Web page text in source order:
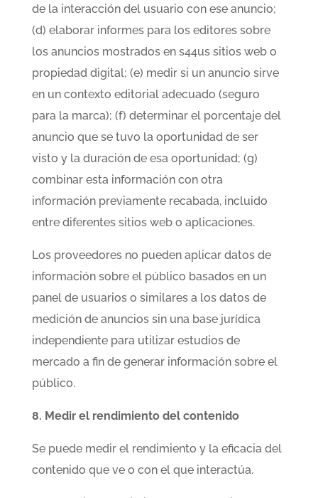
de la interacción del usuario con ese anuncio;
(d) elaborar informes para los editores sobre
los anuncios mostrados en s44us sitios web o
propiedad digital; (e) medir si un anuncio sirve
en un contexto editorial adecuado (seguro
para la marca); (f) determinar el porcentaje del
anuncio que se tuvo la oportunidad de ser
visto y la duración de esa oportunidad; (g)
combinar esta información con otra
información previamente recabada, incluido
entre diferentes sitios web o aplicaciones.
Los proveedores no pueden aplicar datos de
información sobre el público basados en un
panel de usuarios o similares a los datos de
medición de anuncios sin una base jurídica
independiente para utilizar estudios de
mercado a fin de generar información sobre el
público.
8. Medir el rendimiento del contenido
Se puede medir el rendimiento y la eficacia del
contenido que ve o con el que interactúa.